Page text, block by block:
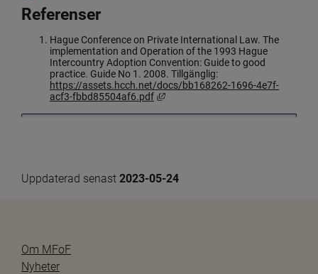
Referenser
Hague Conference on Private International Law. The
implementation and Operation of the 1993 Hague
Intercountry Adoption Convention: Guide to good
https://assets.hcch.net/docs/bb168262-1696-4e7f-
acf3-fbbd85504af6.pdf
Länk till annan webbplats,
Uppdaterad senast 2023-05-24
Om MFoF
Nyheter